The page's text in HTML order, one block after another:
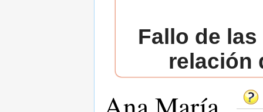
Fallo de
relación